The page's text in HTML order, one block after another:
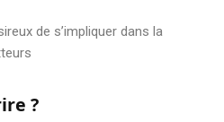
de s’impliquer dans la
?